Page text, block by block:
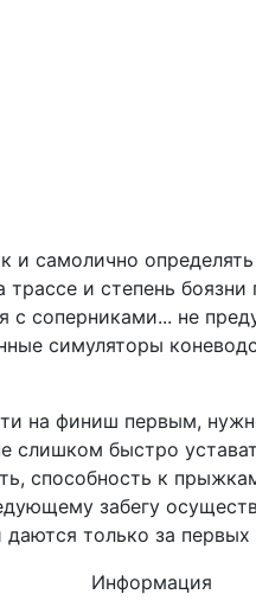
и самолично
и степень боязни
с соперниками... не
симуляторы
на финиш первым,
слишком быстро
способность к
забегу
только за первых
Информация